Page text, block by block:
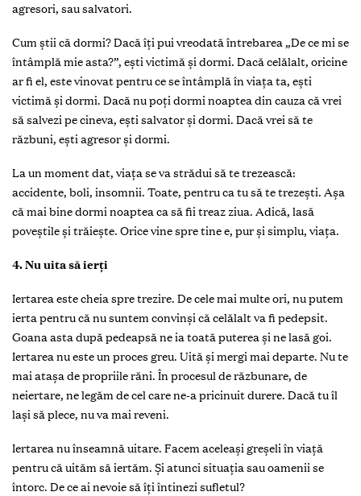
agresori, sau salvatori.
Cum știi că dormi? Dacă îţi pui vreodată întrebarea „De ce mi se
întâmplă mie asta?”, ești victimă și dormi. Dacă celălalt, oricine
ar fi el, este vinovat pentru ce se întâmplă în viaţa ta, ești
victimă și dormi. Dacă nu poţi dormi noaptea din cauza că vrei
să salvezi pe cineva, ești salvator și dormi. Dacă vrei să te
răzbuni, ești agresor și dormi.
La un moment dat, viaţa se va strădui să te trezească:
accidente, boli, insomnii. Toate, pentru ca tu să te trezești. Așa
că mai bine dormi noaptea ca să fii treaz ziua. Adică, lasă
poveștile și trăiește. Orice vine spre tine e, pur și simplu, viaţa.
4. Nu uita să ierţi
Iertarea este cheia spre trezire. De cele mai multe ori, nu putem
ierta pentru că nu suntem convinși că celălalt va fi pedepsit.
Goana asta după pedeapsă ne ia toată puterea și ne lasă goi.
Iertarea nu este un proces greu. Uită și mergi mai departe. Nu te
mai atașa de propriile răni. În procesul de răzbunare, de
neiertare, ne legăm de cel care ne-a pricinuit durere. Dacă tu îl
lași să plece, nu va mai reveni.
Iertarea nu înseamnă uitare. Facem aceleași greșeli în viaţă
pentru că uităm să iertăm. Și atunci situaţia sau oamenii se
întorc. De ce ai nevoie să îţi întinezi sufletul?